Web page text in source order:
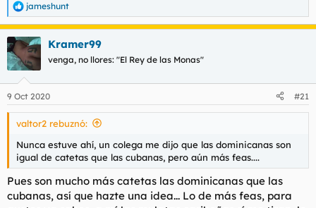
R
e
a
c
c
i
e
s
jameshunt
Kramer99
venga, no llores: "El Rey de las Monas"
9 Oct 2020 #21
valtor2 rebuznó:
Nunca estuve ahí, un colega me dijo que las dominicanas son
igual de catetas que las cubanas, pero aún más feas....
Pues son mucho más catetas las dominicanas que las
cubanas, así que hazte una idea... Lo de más feas, para